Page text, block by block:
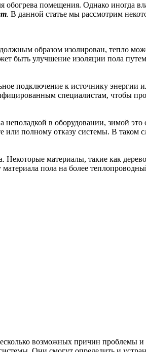
помещения. Однако иногда
. В данной статье мы рассмотрим
образом изолирован, тепло
быть улучшение изоляции пола
подключение к источнику энергии
специалистам, чтобы
в оборудовании, зимой это
полному отказу системы. В таком
материалы, такие как
пола на более
возможных причин проблемы